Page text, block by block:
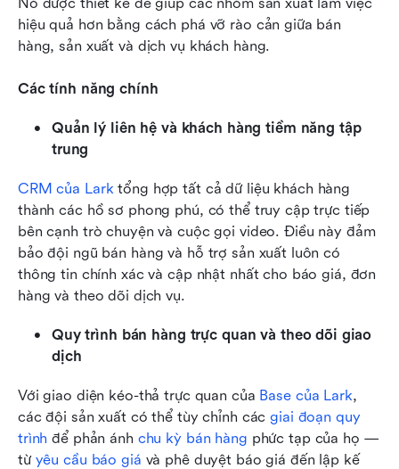
hiệu quả hơn bằng cách phá vỡ rào cản giữa bán
hàng, sản xuất và dịch vụ khách hàng.
Các tính năng chính
Quản lý liên hệ và khách hàng tiềm năng tập
trung
CRM của Lark tổng hợp tất cả dữ liệu khách hàng
thành các hồ sơ phong phú, có thể truy cập trực tiếp
bên cạnh trò chuyện và cuộc gọi video. Điều này đảm
bảo đội ngũ bán hàng và hỗ trợ sản xuất luôn có
thông tin chính xác và cập nhật nhất cho báo giá, đơn
hàng và theo dõi dịch vụ.
Quy trình bán hàng trực quan và theo dõi giao
dịch
Với giao diện kéo-thả trực quan của Base của Lark,
các đội sản xuất có thể tùy chỉnh các giai đoạn quy
trình để phản ánh chu kỳ bán hàng phức tạp của họ —
từ yêu cầu báo giá và phê duyệt báo giá đến lập kế